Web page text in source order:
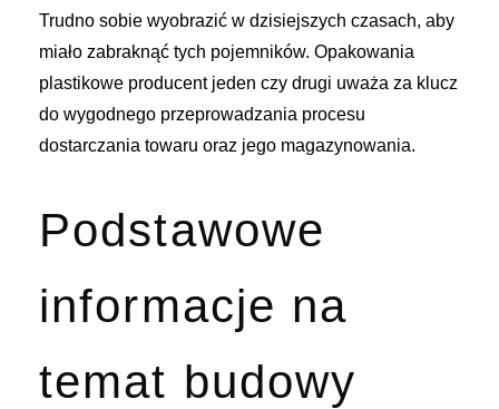
Trudno sobie wyobrazić w dzisiejszych czasach, aby
miało zabraknąć tych pojemników. Opakowania
plastikowe producent jeden czy drugi uważa za klucz
do wygodnego przeprowadzania procesu
dostarczania towaru oraz jego magazynowania.
Podstawowe
informacje na
temat budowy